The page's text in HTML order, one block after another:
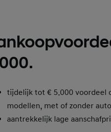
tijdelijk tot € 5.000 voordeel
modellen, met of zonder
aantrekkelijk lage